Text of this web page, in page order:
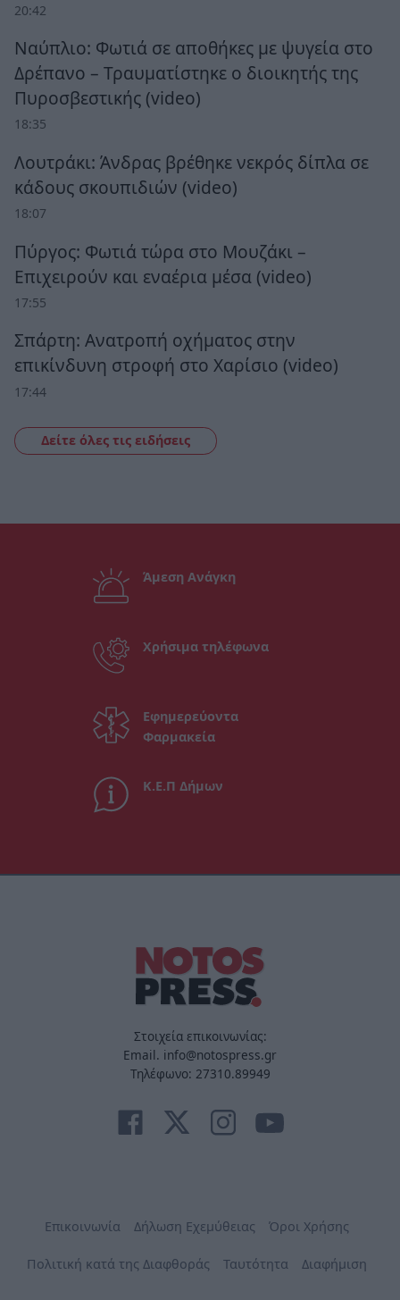
20:42
Ναύπλιο: Φωτιά σε αποθήκες με ψυγεία στο
Δρέπανο – Τραυματίστηκε ο διοικητής της
Πυροσβεστικής (video)
18:35
Λουτράκι: Άνδρας βρέθηκε νεκρός δίπλα σε
κάδους σκουπιδιών (video)
18:07
Πύργος: Φωτιά τώρα στο Μουζάκι –
Επιχειρούν και εναέρια μέσα (video)
17:55
Σπάρτη: Ανατροπή οχήματος στην
επικίνδυνη στροφή στο Χαρίσιο (video)
17:44
Δείτε όλες τις ειδήσεις
Άμεση Ανάγκη
Χρήσιμα τηλέφωνα
Εφημερεύοντα
Φαρμακεία
Κ.Ε.Π Δήμων
Στοιχεία επικοινωνίας:
Email. info@notospress.gr
Τηλέφωνο: 27310.89949
Επικοινωνία Δήλωση Εχεμύθειας Όροι Χρήσης
Πολιτική κατά της Διαφθοράς Ταυτότητα Διαφήμιση